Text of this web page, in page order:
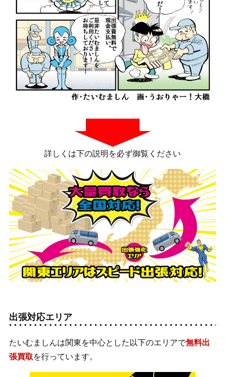
詳しくは下の説明を必ず御覧ください
出張対応エリア
たいむましんは関東を中心とした以下のエリアで無料出
張買取を行っています。